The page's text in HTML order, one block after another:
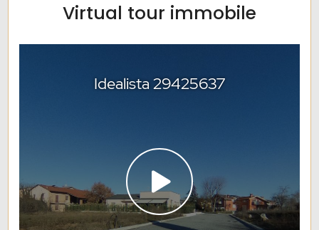
Virtual tour immobile